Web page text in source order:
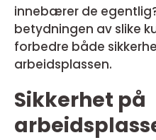
innebærer de
betydningen av slike
forbedre både
arbeidsplassen.
Sikkerhet på